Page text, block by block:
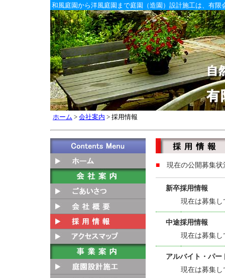
和風庭園から洋風庭園まで庭園（造園）設計施工は、有
ホーム > 会社案内 > 採用情報
■ 現在の公開募集状
新卒採用情報
現在は募集
中途採用情報
現在は募集
アルバイト・パー
現在は募集